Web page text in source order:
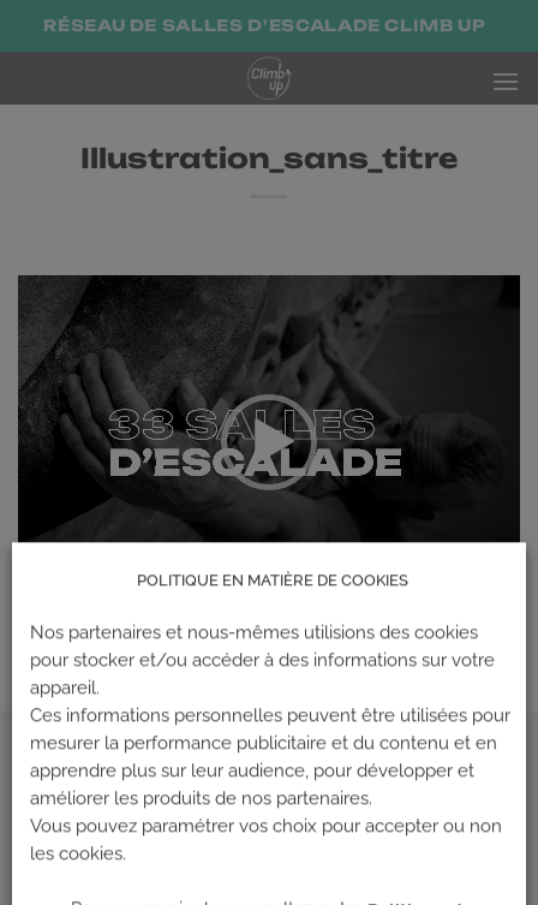
PasserRÉSEAU DE SALLES D'ESCALADE CLIMB UP
Illustration_sans_titre
Lecteur
vidéo
ADRESSE
Climb Up (Siège social)
148 Avenue Jean Jaurès
POLITIQUE EN MATIÈRE DE COOKIES
Nos partenaires et nous-mêmes utilisions des cookies
pour stocker et/ou accéder à des informations sur votre
appareil.
Ces informations personnelles peuvent être utilisées pour
mesurer la performance publicitaire et du contenu et en
apprendre plus sur leur audience, pour développer et
améliorer les produits de nos partenaires.
Vous pouvez paramétrer vos choix pour accepter ou non
les cookies.